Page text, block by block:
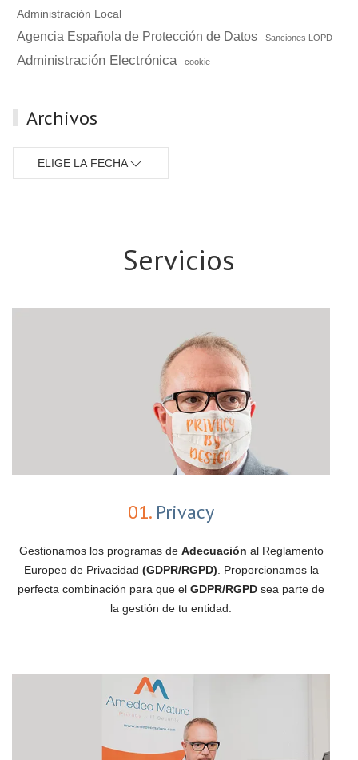
Administración Local
Agencia Española de Protección de Datos Sanciones LOPD
Administración Electrónica cookie
Archivos
ELIGE LA FECHA
Servicios
01.Privacy
Gestionamos los programas de Adecuación al Reglamento
Europeo de Privacidad (GDPR/RGPD). Proporcionamos la
perfecta combinación para que el GDPR/RGPD sea parte de
la gestión de tu entidad.